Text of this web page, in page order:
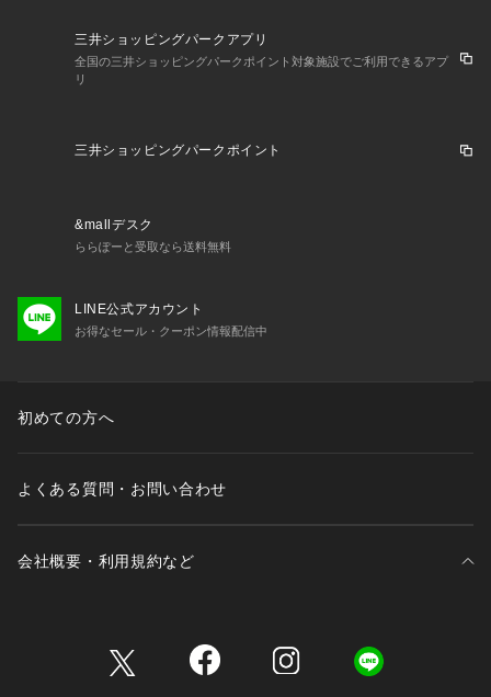
三井ショッピングパークアプリ
全国の三井ショッピングパークポイント対象施設でご利用できるアプ
リ
三井ショッピングパークポイント
&mallデスク
ららぽーと受取なら送料無料
LINE公式アカウント
お得なセール・クーポン情報配信中
初めての方へ
よくある質問・お問い合わせ
会社概要・利用規約など